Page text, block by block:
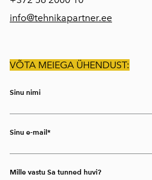
info@tehnikapartner.ee
VÕTA MEIEGA ÜHENDUST:
Sinu nimi
Sinu e-mail
Mille vastu Sa tunned huvi?